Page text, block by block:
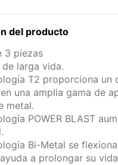
del producto
3 piezas
de larga vida.
T2 proporciona un
una amplia gama de
metal.
POWER BLAST
Bi-Metal se
a prolongar su